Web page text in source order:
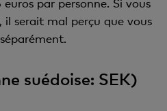
par personne. Si vous
il serait mal perçu que vous
suédoise: SEK)